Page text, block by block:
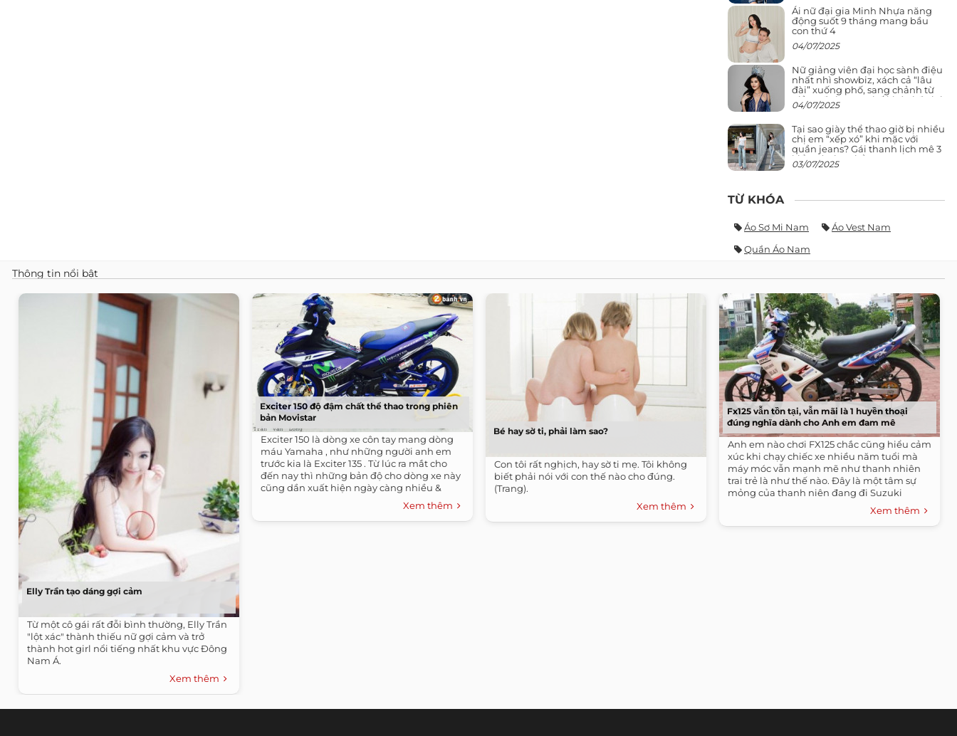
Ái nữ đại gia Minh Nhựa năng
động suốt 9 tháng mang bầu
con thứ 4
04/07/2025
Nữ giảng viên đại học sành điệu
nhất nhì showbiz, xách cả “lâu
đài” xuống phố, sang chảnh từ
giảng đường ra phố khó ai đọ lại
04/07/2025
Tại sao giày thể thao giờ bị nhiều
chị em “xếp xó” khi mặc với
quần jeans? Gái thanh lịch mê 3
kiểu này hơn hẳn
03/07/2025
TỪ KHÓA
Áo Sơ Mi Nam
Áo Vest Nam
Quần Áo Nam
Thông tin nổi bật
Elly Trần tạo dáng gợi cảm
Từ một cô gái rất đỗi bình thường, Elly Trần
"lột xác" thành thiếu nữ gợi cảm và trở
thành hot girl nổi tiếng nhất khu vực Đông
Nam Á.
Xem thêm
Exciter 150 độ đậm chất thể thao trong phiên
bản Movistar
Exciter 150 là dòng xe côn tay mang dòng
máu Yamaha , như những người anh em
trước kia là Exciter 135 . Từ lúc ra mắt cho
đến nay thì những bản độ cho dòng xe này
cũng dần xuất hiện ngày càng nhiều &
Xem thêm
Bé hay sờ ti, phải làm sao?
Con tôi rất nghịch, hay sờ ti mẹ. Tôi không
biết phải nói với con thế nào cho đúng.
(Trang).
Xem thêm
Fx125 vẫn tồn tại, vẫn mãi là 1 huyền thoại
đúng nghĩa dành cho Anh em đam mê
Anh em nào chơi FX125 chắc cũng hiểu cảm
xúc khi chạy chiếc xe nhiều năm tuổi mà
máy móc vẫn mạnh mẽ như thanh nhiên
trai trẻ là như thế nào. Đây là một tâm sự
mỏng của thanh niên đang đi Suzuki
Xem thêm